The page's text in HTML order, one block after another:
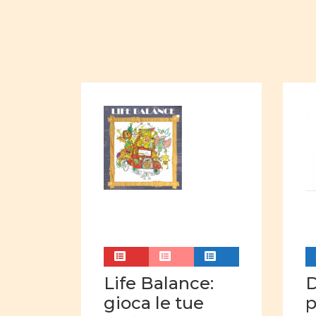
Life Balance:
gioca le tue